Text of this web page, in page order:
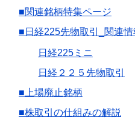
■関連銘柄特集ページ
■日経225先物取引_関連情
日経225ミニ
日経２２５先物取引
■上場廃止銘柄
■株取引の仕組みの解説